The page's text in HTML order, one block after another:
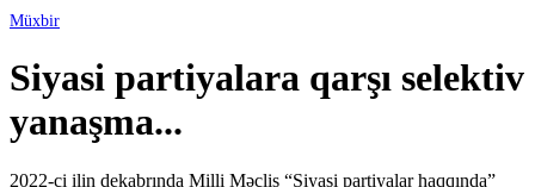
Müxbir
Siyasi partiyalara qarşı selektiv
yanaşma...
2022-ci ilin dekabrında Milli Məclis “Siyasi partiyalar haqqında”